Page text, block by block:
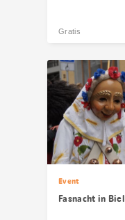
Gratis
Event
Fasnacht in Biel